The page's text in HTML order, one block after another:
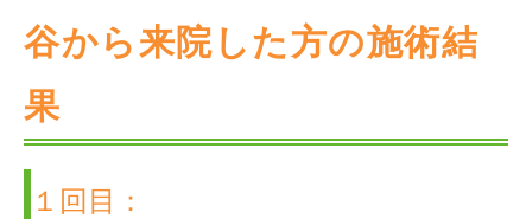
谷から来院した方の施術結
果
１回目：